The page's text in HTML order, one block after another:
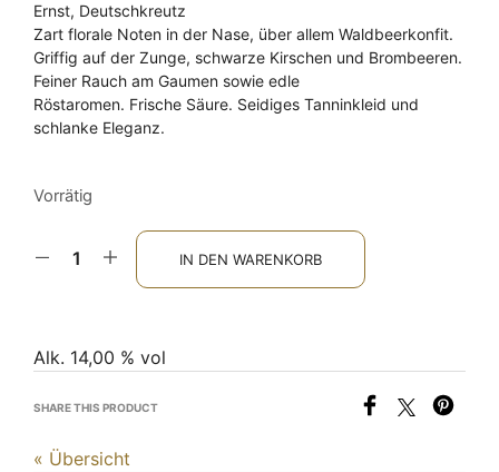
Ernst, Deutschkreutz
Zart florale Noten in der Nase, über allem Waldbeerkonfit.
Griffig auf der Zunge, schwarze Kirschen und Brombeeren.
Feiner Rauch am Gaumen sowie edle
Röstaromen. Frische Säure. Seidiges Tanninkleid und
schlanke Eleganz.
Vorrätig
IN DEN WARENKORB
Alk. 14,00 % vol
SHARE THIS PRODUCT
« Übersicht